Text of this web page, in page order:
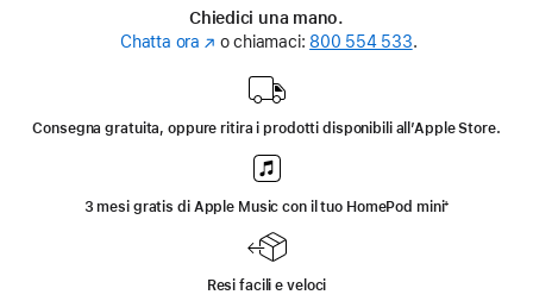
Chiedici una mano.
Chatta ora (Si
nuova
finestra)
o chiamaci: 800 554 533.
Consegna gratuita, oppure ritira i prodotti disponibili all’Apple Store.
3 mesi gratis di Apple Music con il tuo HomePod miniNota
⁺
Resi facili e veloci